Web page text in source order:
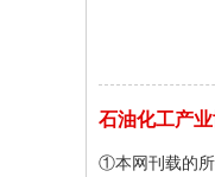
石油化工产
①本网刊载的所